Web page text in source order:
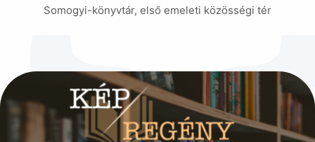
Somogyi-könyvtár, első emeleti közösségi tér